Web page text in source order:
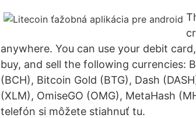
anywhere. You can use your debit
buy, and sell the following currencies:
(BCH), Bitcoin Gold (BTG), Dash
(XLM), OmiseGO (OMG), MetaHash
telefón si môžete stiahnuť tu.